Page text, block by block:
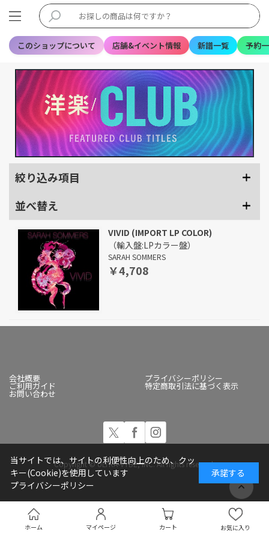
このショップについて 店舗&イベント情報 新譜一覧 予約
ホーム マイページ カート お気に入り
絞り込み項目
並べ替え
VIVID (IMPORT LP COLOR)
（輸入盤:LPカラー盤）
SARAH SOMMERS
￥4,708
会社概要 プライバシーポリシー
ご利用ガイド 特定商取引法に基づく表示
お問い合わせ
Copyright © ULTRA-VYBE, INC. All rights reserved.
当サイトでは、サイトの利便性向上のため、クッ
キー(Cookie)を使用しています
プライバシーポリシー
承諾する